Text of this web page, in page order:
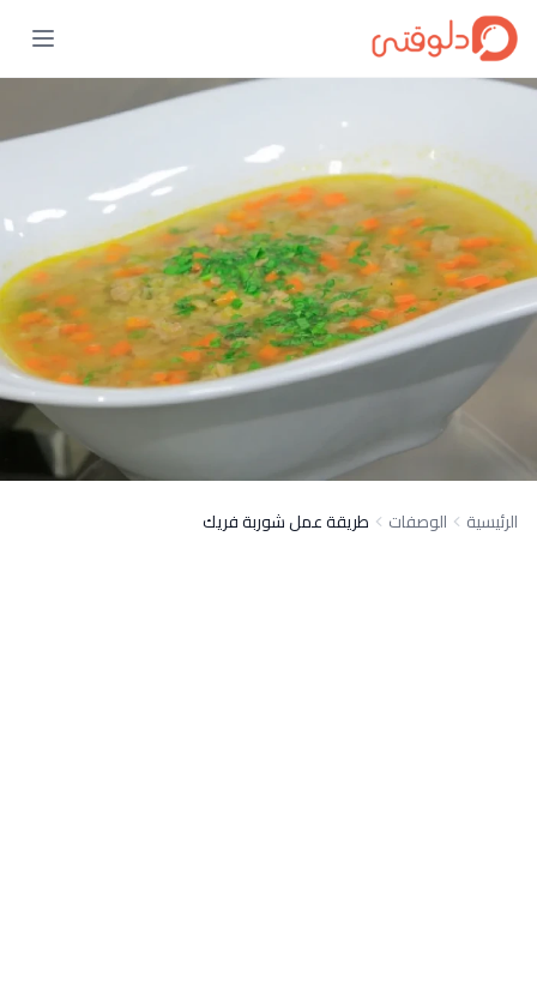
الرئيسية الوصفات طريقة عمل شوربة فريك